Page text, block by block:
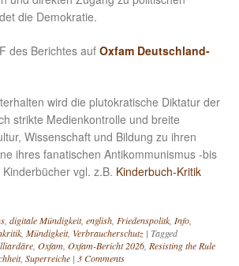
die Demokratie.
des Berichtes auf Oxfam Deutschland-
wird die plutokratische Diktatur der
strikte Medienkontrolle und breite
Wissenschaft und Bildung zu ihren
ihres fanatischen Antikommunismus -bis
vgl. z.B. Kinderbuch-Kritik
, digitale Mündigkeit, english, Friedenspolitk, Info,
, Mündigkeit, Verbraucherschutz | Tagged
, Oxfam, Oxfam-Bericht 2026, Resisting the Rule
, Superreiche | 3 Comments